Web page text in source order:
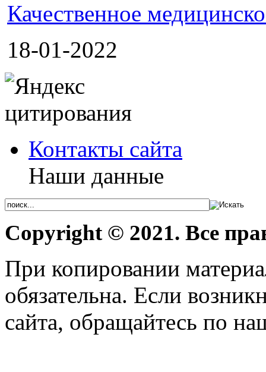
Качественное
18-01-2022
Контакты сайта
Наши данные
Copyright © 2021. Все
При копировании
обязательна. Если
сайта, обращайтесь по